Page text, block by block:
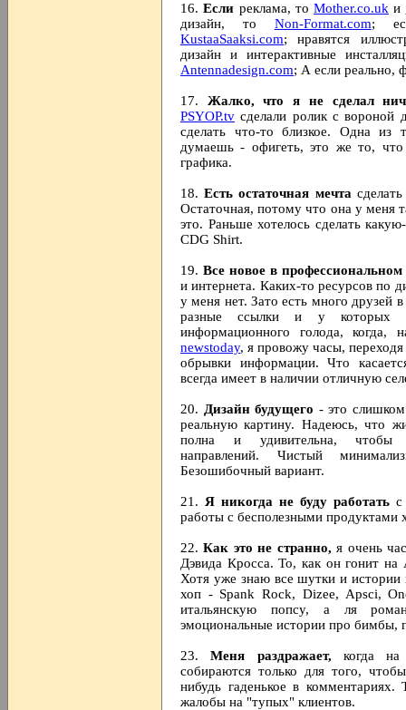
16.Если реклама, то Mother.co.uk и
дизайн, то Non-Format.com;
KustaaSaaksi.com; нравятся
дизайн и интерактивные
Antennadesign.com; А если реально,
17. Жалко, что я не сделал
PSYOP.tv сделали ролик с
сделать что-то близкое. Одна
думаешь - офигеть, это же то,
графика.
18.Есть остаточная мечта
Остаточная, потому что она у меня
это. Раньше хотелось сделать
CDG Shirt.
19. Все новое в
и интернета. Каких-то ресурсов по
у меня нет. Зато есть много друзей
разные ссылки и у которых
информационного голода,
newstoday, я провожу часы, переходя
обрывки информации. Что
всегда имеет в наличии отличную
20. Дизайн будущего - это
реальную картину. Надеюсь, что
полна и удивительна, чтобы
направлений. Чистый
Безошибочный вариант.
21. Я никогда не буду работать с
работы с бесполезными продуктами
22.Как это не странно, я очень
Дэвида Кросса. То, как он гонит
Хотя уже знаю все шутки и
хоп - Spank Rock, Dizee, Apsci,
итальянскую попсу, а ля
эмоциональные истории про бимбы,
23.Меня раздражает, когда на
собираются только для того,
нибудь гаденькое в
жалобы на "тупых" клиентов.